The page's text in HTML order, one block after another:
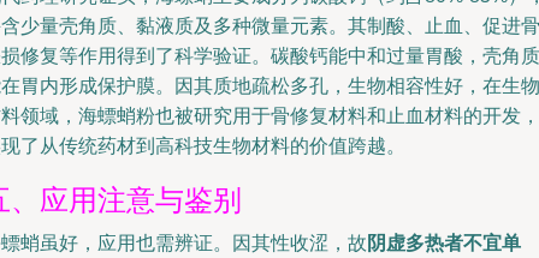
少量壳角质、黏液质及多种微量元素。其制酸、止血、促进骨
修复等作用得到了科学验证。碳酸钙能中和过量胃酸，壳角质
胃内形成保护膜。因其质地疏松多孔，生物相容性好，在生物
领域，海螵蛸粉也被研究用于骨修复材料和止血材料的开发，
了从传统药材到高科技生物材料的价值跨越。
、应用注意与鉴别
蛸虽好，应用也需辨证。因其性收涩，故 阴虚多热者不宜单